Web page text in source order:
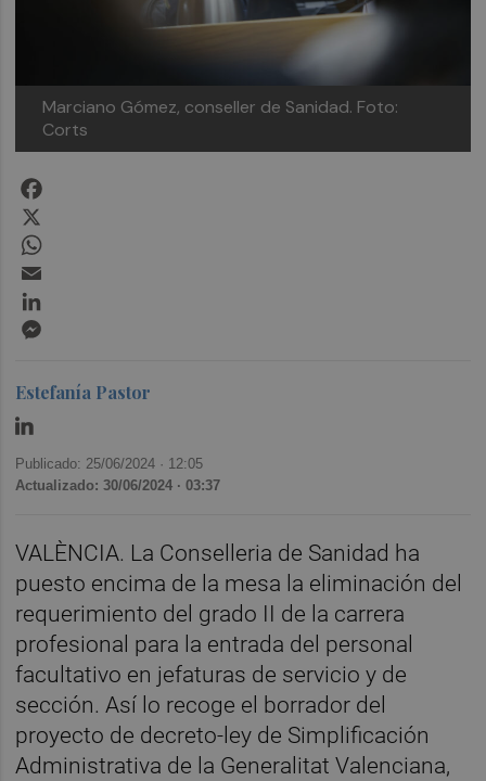
Marciano Gómez, conseller de Sanidad. Foto:
Corts
Estefanía Pastor
Publicado: 25/06/2024 · 12:05
Actualizado: 30/06/2024 · 03:37
VALÈNCIA. La Conselleria de Sanidad ha
puesto encima de la mesa la eliminación del
requerimiento del grado II de la carrera
profesional para la entrada del personal
facultativo en jefaturas de servicio y de
sección. Así lo recoge el borrador del
proyecto de decreto-ley de Simplificación
Administrativa de la Generalitat Valenciana,